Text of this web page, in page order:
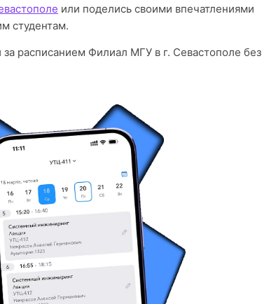
или поделись своими впечатлениями
студентам.
расписанием Филиал МГУ в г. Севастополе без